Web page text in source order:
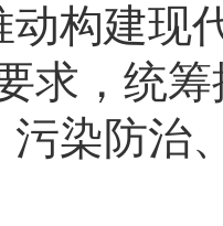
动构建现
求，统
污染防治